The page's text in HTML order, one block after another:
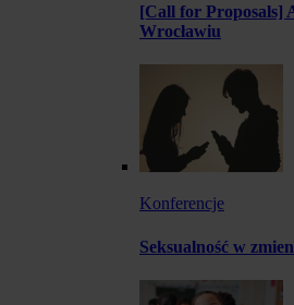
[Call for Proposals]
Wrocławiu
Konferencje
Seksualność w